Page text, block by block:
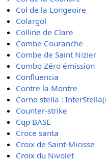
Col de la Longeoire
Colargol
Colline de Clare
Combe Couranche
Combe de Saint Nizier
Combo Zéro émission
Confluencia
Contre la Montre
Corno stella :
Counter-strike
Cqp BASE
Croce santa
Croix de Saint-Micisse
Croix du Nivolet